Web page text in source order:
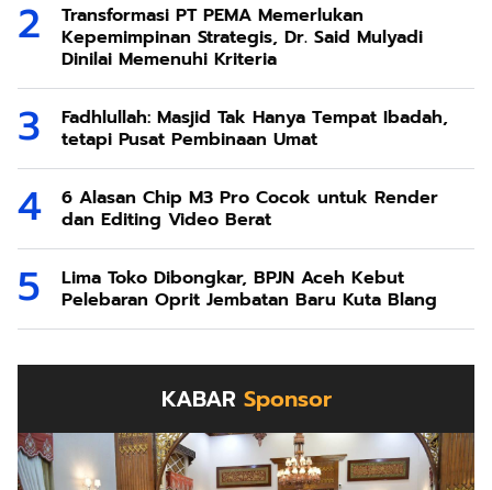
Transformasi PT PEMA Memerlukan
Kepemimpinan Strategis, Dr. Said Mulyadi
Dinilai Memenuhi Kriteria
Fadhlullah: Masjid Tak Hanya Tempat Ibadah,
tetapi Pusat Pembinaan Umat
6 Alasan Chip M3 Pro Cocok untuk Render
dan Editing Video Berat
Lima Toko Dibongkar, BPJN Aceh Kebut
Pelebaran Oprit Jembatan Baru Kuta Blang
KABAR Sponsor